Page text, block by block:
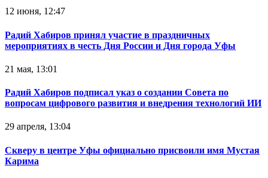
12 июня, 12:47
Радий Хабиров принял участие в праздничных
мероприятиях в честь Дня России и Дня города Уфы
21 мая, 13:01
Радий Хабиров подписал указ о создании Совета по
вопросам цифрового развития и внедрения технологий ИИ
29 апреля, 13:04
Скверу в центре Уфы официально присвоили имя Мустая
Карима